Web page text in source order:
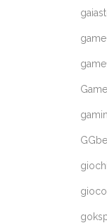
game
giochi
gioco